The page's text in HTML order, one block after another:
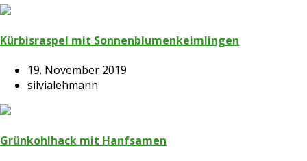
Kürbisraspel mit Sonnenblumenkeimlingen
19. November 2019
silvialehmann
Grünkohlhack mit Hanfsamen